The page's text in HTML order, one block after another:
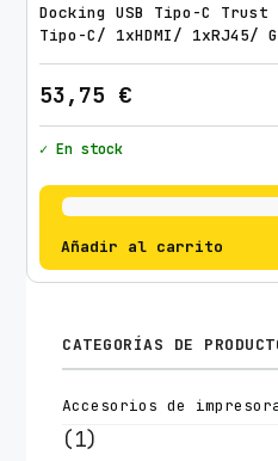
Docking USB Tipo-C Trust
Tipo-C/ 1xHDMI/ 1xRJ45/
53,75 €
✓ En stock
Añadir al carrito
CATEGORÍAS DE
Accesorios de
(1)